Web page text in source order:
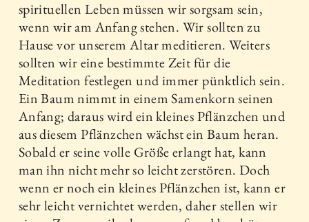
spirituellen Leben müssen wir sorgsam sein,
wenn wir am Anfang stehen. Wir sollten zu
Hause vor unserem Altar meditieren. Weiters
sollten wir eine bestimmte Zeit für die
Meditation festlegen und immer pünktlich sein.
Ein Baum nimmt in einem Samenkorn seinen
Anfang; daraus wird ein kleines Pflänzchen und
aus diesem Pflänzchen wächst ein Baum heran.
Sobald er seine volle Größe erlangt hat, kann
man ihn nicht mehr so leicht zerstören. Doch
wenn er noch ein kleines Pflänzchen ist, kann er
sehr leicht vernichtet werden, daher stellen wir